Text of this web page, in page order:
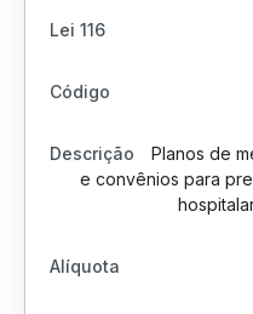
Planos de
e convênios para